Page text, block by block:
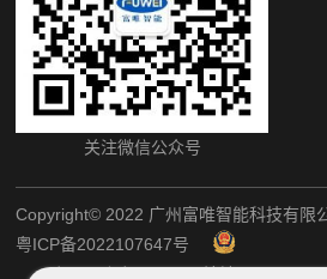
关注微信公众号
Copyright©️ 2022 广州富唯智能科技有限
粤ICP备2022107647号